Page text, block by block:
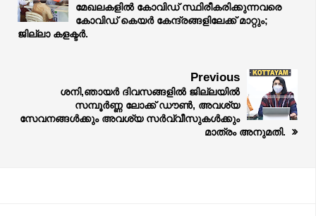
മേഖലകളിൽ കോവിഡ് സ്ഥിരീകരിക്കുന്നവരെ
കോവിഡ് കെയർ കേന്ദ്രങ്ങളിലേക്ക് മാറ്റും;
ജില്ലാ കളക്ടർ.
Previous
ശനി,ഞായർ ദിവസങ്ങളിൽ ജില്ലയിൽ
സമ്പൂർണ്ണ ലോക്ക് ഡൗൺ, അവശ്യ
സേവനങ്ങൾക്കും അവശ്യ സർവ്വീസുകൾക്കും
മാത്രം അനുമതി.